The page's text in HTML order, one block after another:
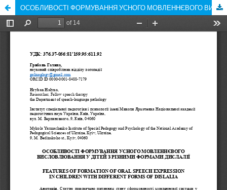
ОСОБЛИВОСТІ ФОРМУВАННЯ УСНОГО МОВЛЕННЄВОГО ВИСЛОВЛЮВАННЯ У ДІТЕЙ З РІЗНИМИ ФОРМАМИ ДИСЛАЛІЇ